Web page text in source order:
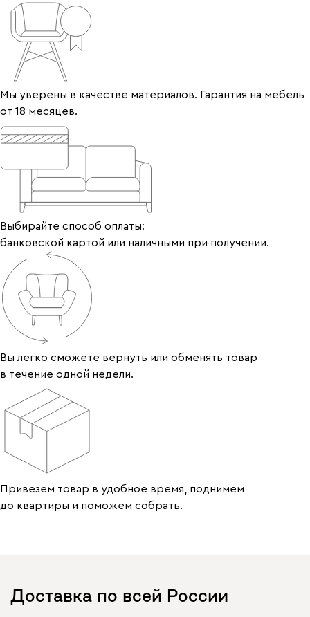
Мы уверены в качестве материалов. Гарантия на мебель
от 18 месяцев.
Выбирайте способ оплаты:
банковской картой или наличными при получении.
Вы легко сможете вернуть или обменять товар
в течение одной недели.
Привезем товар в удобное время, поднимем
до квартиры и поможем собрать.
Доставка по всей России